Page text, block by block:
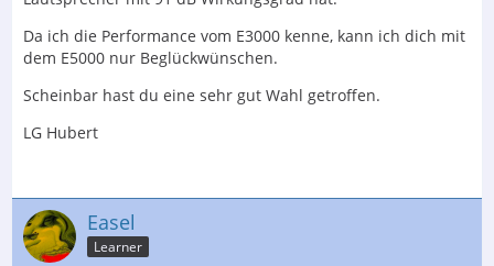
Da ich die Performance vom E3000 kenne, kann ich dich mit
dem E5000 nur Beglückwünschen.
Scheinbar hast du eine sehr gut Wahl getroffen.
LG Hubert
Easel
Learner